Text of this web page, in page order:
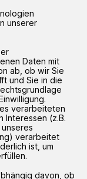
unserer
Daten mit
ab, ob wir Sie
und Sie in die
verarbeiteten
Interessen (z.B.
verarbeitet
ist, um
davon, ob